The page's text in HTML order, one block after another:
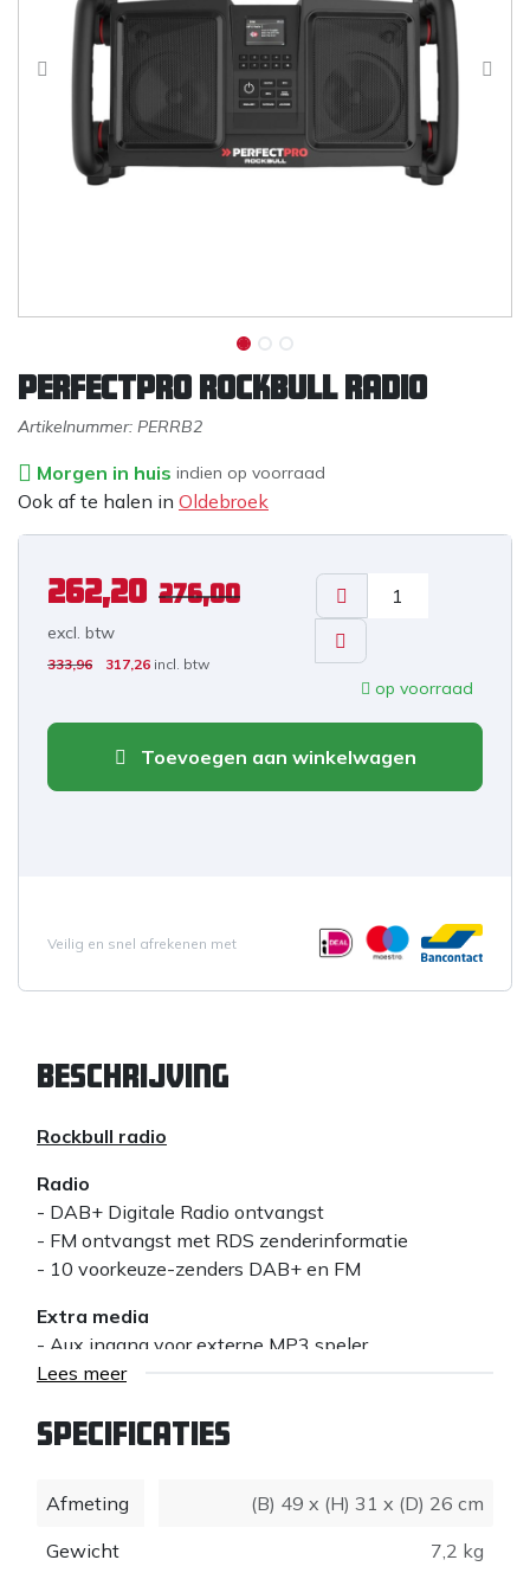
PERFECTPRO Rockbull radio
Artikelnummer: PERRB2
Morgen in huis indien op voorraad
Ook af te halen in Oldebroek
262,20 276,00
excl. btw
333,96 317,26 incl. btw
op voorraad
Toevoegen aan winkelwagen
Veilig en snel afrekenen met
Beschrijving
Rockbull radio
Radio
- DAB+ Digitale Radio ontvangst
- FM ontvangst met RDS zenderinformatie
- 10 voorkeuze-zenders DAB+ en FM
Extra media
- Aux ingang voor externe MP3 speler
- Bluetooth ontvanger voor muziek streaming
FLAC bestanden
- High power 2-weg speakersysteem, 2 x 25 Watt
- Stereo
Lees meer
Specificaties
Afmeting
(B) 49 x (H) 31 x (D) 26 cm
Gewicht
7,2 kg